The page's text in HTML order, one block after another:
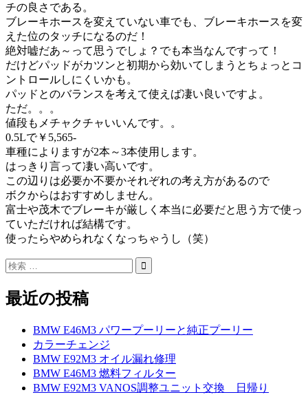
チの良さである。
ブレーキホースを変えていない車でも、ブレーキホースを変
えた位のタッチになるのだ！
絶対嘘だあ～って思うでしょ？でも本当なんですって！
だけどパッドがカツンと初期から効いてしまうとちょっとコ
ントロールしにくいかも。
パッドとのバランスを考えて使えば凄い良いですよ。
ただ。。。
値段もメチャクチャいいんです。。
0.5Lで￥5,565-
車種によりますが2本～3本使用します。
はっきり言って凄い高いです。
この辺りは必要か不要かそれぞれの考え方があるので
ボクからはおすすめしません。
富士や茂木でブレーキが厳しく本当に必要だと思う方で使っ
ていただければ結構です。
使ったらやめられなくなっちゃうし（笑）
最近の投稿
BMW E46M3 パワープーリーと純正プーリー
カラーチェンジ
BMW E92M3 オイル漏れ修理
BMW E46M3 燃料フィルター
BMW E92M3 VANOS調整ユニット交換 日帰り